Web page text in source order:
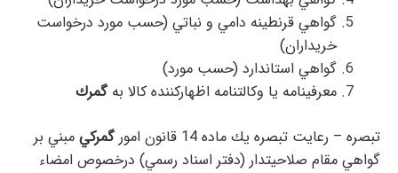
گواهي قرنطينه دامي و نباتي (حسب مورد درخواست
خريداران)
گواهي استاندارد (حسب مورد)
معرفينامه يا وكالتنامه اظهاركننده كالا بهگمرك
تبصره – رعايت تبصره يك ماده 14 قانون امور
گمركيمبني بر
گواهي مقام صلاحيتدار (دفتر اسناد رسمي) درخصوص امضاء